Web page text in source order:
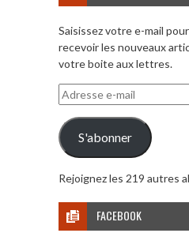
Saisissez votre e-mail
recevoir les nouveaux
votre boite aux lettres.
Adresse
e-
mail
S'abonner
Rejoignez les 219 autres
FACEBOOK